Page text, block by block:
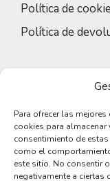
Para ofrecer las
cookies para
consentimiento de
como el
este sitio. No consentir
negativamente a ciertas
Política de
Política de
Redes